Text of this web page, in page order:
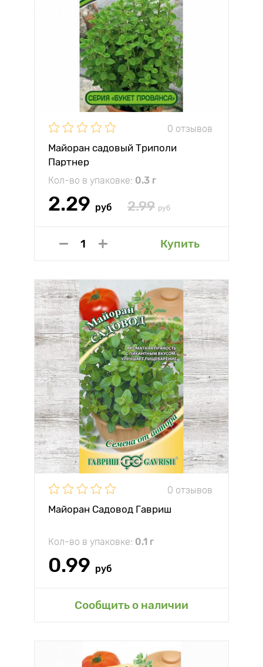
0 отзывов
Майоран садовый Триполи
Партнер
Кол-во в упаковке: 0.3 г
2.29 руб 2.99 руб
Купить
0 отзывов
Майоран Садовод Гавриш
Кол-во в упаковке: 0.1 г
0.99 руб
Сообщить о наличии